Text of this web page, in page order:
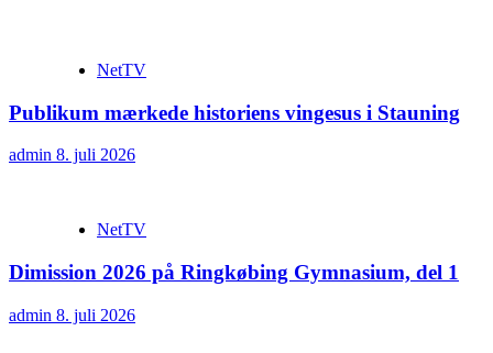
NetTV
Publikum mærkede historiens vingesus i Stauning
admin 8. juli 2026
NetTV
Dimission 2026 på Ringkøbing Gymnasium, del 1
admin 8. juli 2026